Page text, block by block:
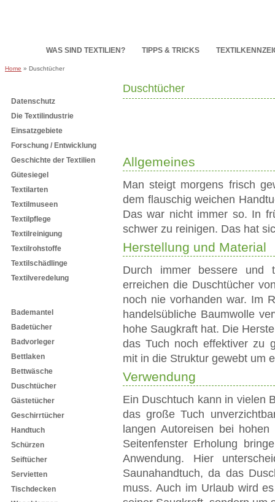
WAS SIND TEXTILIEN? TIPPS & TRICKS
Home » Duschtücher
Datenschutz
Die Textilindustrie
Einsatzgebiete
Forschung / Entwicklung
Geschichte der Textilien
Gütesiegel
Textilarten
Textilmuseen
Textilpflege
Textilreinigung
Textilrohstoffe
Textilschädlinge
Textilveredelung
Bademantel
Badetücher
Badvorleger
Bettlaken
Bettwäsche
Duschtücher
Gästetücher
Geschirrtücher
Handtuch
Schürzen
Seiftücher
Servietten
Tischdecken
Duschtücher
Allgemeines
Man steigt morgens frisch
dem flauschig weichen
Das war nicht immer so. In
schwer zu reinigen. Das hat
Herstellung und Material
Durch immer bessere und
erreichen die Duschtücher
noch nie vorhanden war. Im
handelsübliche Baumwolle
hohe Saugkraft hat. Die
das Tuch noch effektiver zu
mit in die Struktur gewebt um
Verwendung
Ein Duschtuch kann in vielen
das große Tuch
langen Autoreisen bei
Seitenfenster Erholung
Anwendung. Hier
Saunahandtuch, da das
muss. Auch im Urlaub wird